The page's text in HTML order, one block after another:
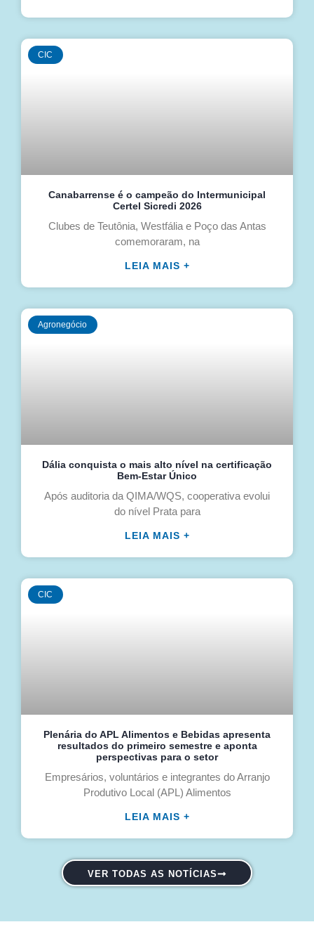
CIC
Canabarrense é o campeão do Intermunicipal
Certel Sicredi 2026
Clubes de Teutônia, Westfália e Poço das Antas
comemoraram, na
LEIA MAIS +
Agronegócio
Dália conquista o mais alto nível na certificação
Bem-Estar Único
Após auditoria da QIMA/WQS, cooperativa evolui
do nível Prata para
LEIA MAIS +
CIC
Plenária do APL Alimentos e Bebidas apresenta
resultados do primeiro semestre e aponta
perspectivas para o setor
Empresários, voluntários e integrantes do Arranjo
Produtivo Local (APL) Alimentos
LEIA MAIS +
VER TODAS AS NOTÍCIAS